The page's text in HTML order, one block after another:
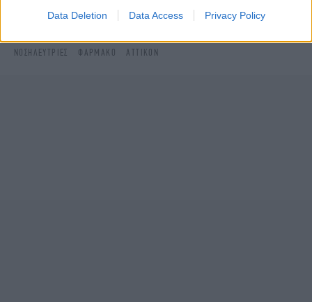
Data Deletion Data Access Privacy Policy
ΝΟΣΗΛΕΎΤΡΙΕΣ
ΦΆΡΜΑΚΟ ΑΤΤΙΚΌΝ